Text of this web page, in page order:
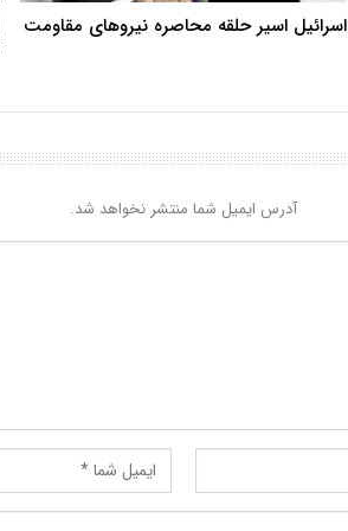
اسرائیل اسیر حلقه محاصره نیروهای مقاومت
آدرس ایمیل شما منتشر نخواهد شد.